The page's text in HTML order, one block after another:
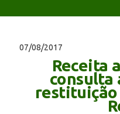
07/08/2017
Receita
consulta
restituição